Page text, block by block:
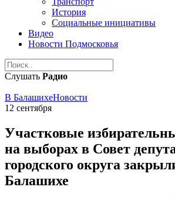
История
Социальные инициативы
Видео
Новости Подмосковья
Слушать Радио
В БалашихеНовости
12 сентября
Участковые
на выборах в Совет
городского округа
Балашихе